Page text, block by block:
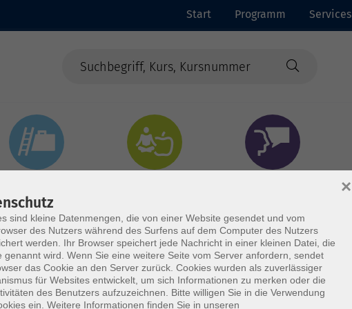
Start Programm Services
sind kleine Datenmengen, die von einer Website gesendet und vom
des Nutzers während des Surfens auf dem Computer des Nutzers
werden. Ihr Browser speichert jede Nachricht in einer kleinen Datei, die
genannt wird. Wenn Sie eine weitere Seite vom Server anfordern, sendet
das Cookie an den Server zurück. Cookies wurden als zuverlässiger
für Websites entwickelt, um sich Informationen zu merken oder die
des Benutzers aufzuzeichnen. Bitte willigen Sie in die Verwendung
ein. Weitere Informationen finden Sie in unseren
×